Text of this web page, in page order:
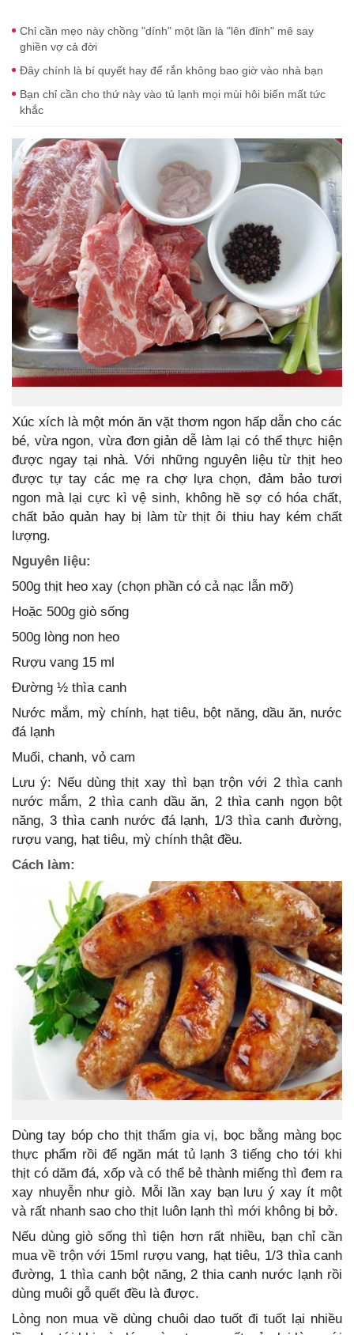
Chỉ cần mẹo này chồng "dính" một lần là "lên đỉnh" mê say
ghiền vợ cả đời
Đây chính là bí quyết hay để rắn không bao giờ vào nhà bạn
Bạn chỉ cần cho thứ này vào tủ lạnh mọi mùi hôi biến mất tức
khắc
Xúc xích là một món ăn vặt thơm ngon hấp dẫn cho các
bé, vừa ngon, vừa đơn giản dễ làm lại có thể thực hiện
được ngay tại nhà. Với những nguyên liệu từ thịt heo
được tự tay các mẹ ra chợ lựa chọn, đảm bảo tươi
ngon mà lại cực kì vệ sinh, không hề sợ có hóa chất,
chất bảo quản hay bị làm từ thịt ôi thiu hay kém chất
lượng.
Nguyên liệu:
500g thịt heo xay (chọn phần có cả nạc lẫn mỡ)
Hoặc 500g giò sống
500g lòng non heo
Rượu vang 15 ml
Đường ½ thìa canh
Nước mắm, mỳ chính, hạt tiêu, bột năng, dầu ăn, nước
đá lạnh
Muối, chanh, vỏ cam
Lưu ý: Nếu dùng thịt xay thì bạn trộn với 2 thìa canh
nước mắm, 2 thìa canh dầu ăn, 2 thìa canh ngọn bột
năng, 3 thìa canh nước đá lạnh, 1/3 thìa canh đường,
rượu vang, hạt tiêu, mỳ chính thật đều.
Cách làm:
Dùng tay bóp cho thịt thấm gia vị, bọc bằng màng bọc
thực phẩm rồi để ngăn mát tủ lạnh 3 tiếng cho tới khi
thịt có dăm đá, xốp và có thể bẻ thành miếng thì đem ra
xay nhuyễn như giò. Mỗi lần xay bạn lưu ý xay ít một
và rất nhanh sao cho thịt luôn lạnh thì mới không bị bở.
Nếu dùng giò sống thì tiện hơn rất nhiều, bạn chỉ cần
mua về trộn với 15ml rượu vang, hạt tiêu, 1/3 thìa canh
đường, 1 thìa canh bột năng, 2 thia canh nước lạnh rồi
dùng muôi gỗ quết đều là được.
Lòng non mua về dùng chuôi dao tuốt đi tuốt lại nhiều